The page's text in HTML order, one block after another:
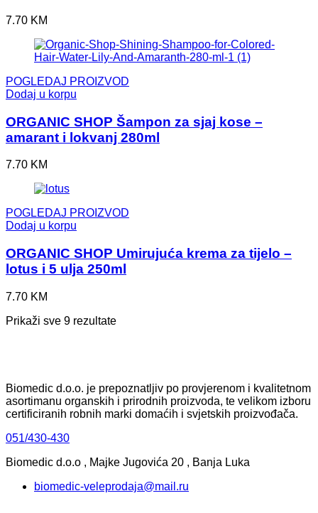
7.70 KM
POGLEDAJ PROIZVOD
Dodaj u korpu
ORGANIC SHOP Šampon za sjaj kose –
amarant i lokvanj 280ml
7.70 KM
POGLEDAJ PROIZVOD
Dodaj u korpu
ORGANIC SHOP Umirujuća krema za tijelo –
lotus i 5 ulja 250ml
7.70 KM
Prikaži sve 9 rezultate
Biomedic d.o.o. je prepoznatljiv po provjerenom i kvalitetnom
asortimanu organskih i prirodnih proizvoda, te velikom izboru
certificiranih robnih marki domaćih i svjetskih proizvođača.
051/430-430
Biomedic d.o.o , Majke Jugovića 20 , Banja Luka
biomedic-veleprodaja@mail.ru